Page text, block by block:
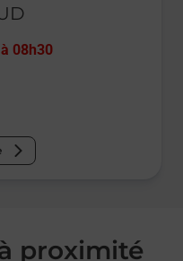
08h30
proximité